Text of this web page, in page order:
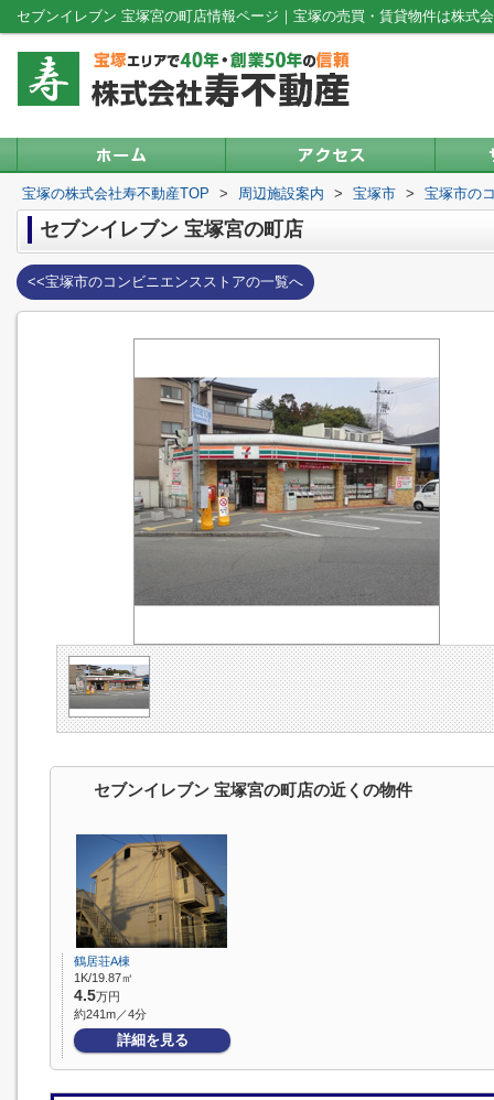
セブンイレブン 宝塚宮の町店情報ページ｜宝塚の売買・賃貸物件は株式
宝塚の株式会社寿不動産TOP > 周辺施設案内 > 宝塚市 > 宝塚市の
セブンイレブン 宝塚宮の町店
<<宝塚市のコンビニエンスストアの一覧へ
セブンイレブン 宝塚宮の町店の近くの物件
鶴居荘A棟
1K/19.87㎡
4.5万円
約241m／4分
詳細を見る